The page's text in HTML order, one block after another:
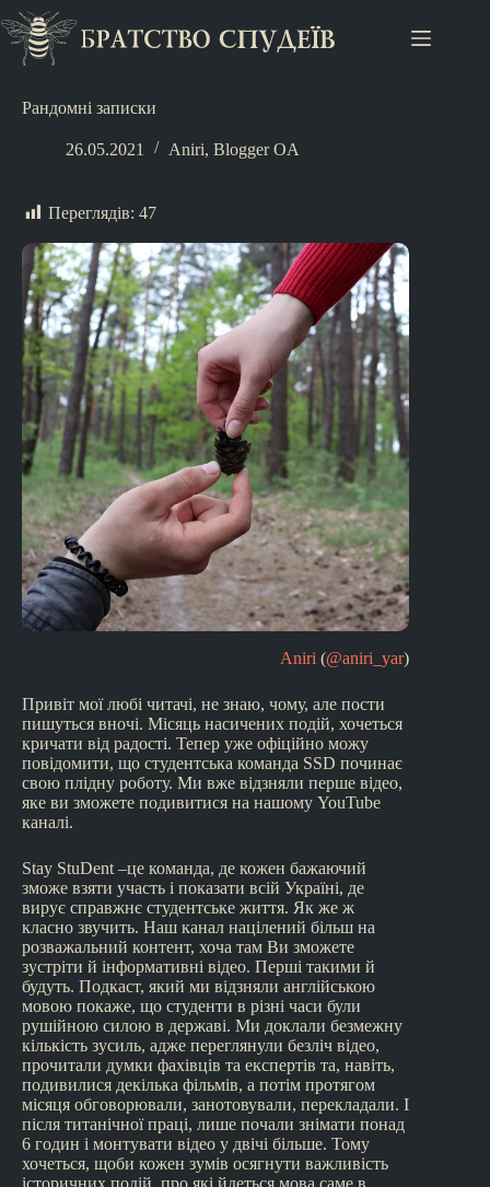
Рандомні записки
26.05.2021 Aniri, Blogger OA
Переглядів: 47
Aniri (@aniri_yar)
Привіт мої любі читачі, не знаю, чому, але пости
пишуться вночі. Місяць насичених подій, хочеться
кричати від радості. Тепер уже офіційно можу
повідомити, що студентська команда SSD починає
свою плідну роботу. Ми вже відзняли перше відео,
яке ви зможете подивитися на нашому YouTube
каналі.
Stay StuDent –це команда, де кожен бажаючий
зможе взяти участь і показати всій Україні, де
вирує справжнє студентське життя. Як же ж
класно звучить. Наш канал націлений більш на
розважальний контент, хоча там Ви зможете
зустріти й інформативні відео. Перші такими й
будуть. Подкаст, який ми відзняли англійською
мовою покаже, що студенти в різні часи були
рушійною силою в державі. Ми доклали безмежну
кількість зусиль, адже переглянули безліч відео,
прочитали думки фахівців та експертів та, навіть,
подивилися декілька фільмів, а потім протягом
місяця обговорювали, занотовували, перекладали. І
після титанічної праці, лише почали знімати понад
6 годин і монтувати відео у двічі більше. Тому
хочеться, щоби кожен зумів осягнути важливість
історичних подій, про які йдеться мова саме в